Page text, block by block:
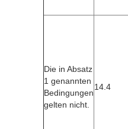
Die in Absatz
1 genannten
Bedingungen
gelten nicht.
14.4